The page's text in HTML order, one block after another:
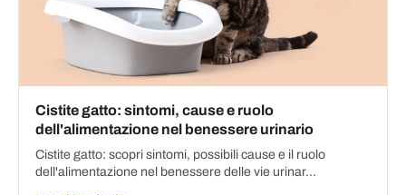
Cistite gatto: sintomi, cause e ruolo
dell'alimentazione nel benessere urinario
Cistite gatto: scopri sintomi, possibili cause e il ruolo
dell'alimentazione nel benessere delle vie urinar...